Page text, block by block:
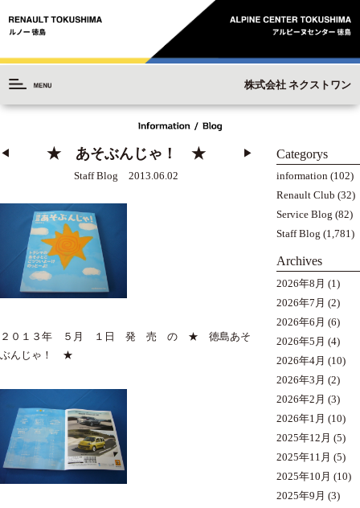
株式会社 ネクストワン
◀︎ ★ あそぶんじゃ！ ★
Staff Blog 2013.06.02
▶︎
２０１３年 ５月 １日 発 売 の ★ 徳島あそ
ぶんじゃ！ ★
Categorys
information (102)
Renault Club (32)
Service Blog (82)
Staff Blog (1,781)
Archives
2026年8月 (1)
2026年7月 (2)
2026年6月 (6)
2026年5月 (4)
2026年4月 (10)
2026年3月 (2)
2026年2月 (3)
2026年1月 (10)
2025年12月 (5)
2025年11月 (5)
2025年10月 (10)
2025年9月 (3)